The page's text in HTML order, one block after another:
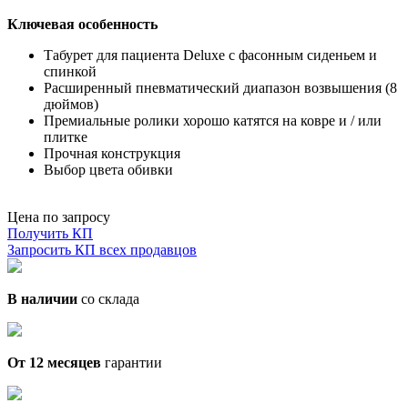
Ключевая особенность
Табурет для пациента Deluxe с фасонным сиденьем и
спинкой
Расширенный пневматический диапазон возвышения (8
дюймов)
Премиальные ролики хорошо катятся на ковре и / или
плитке
Прочная конструкция
Выбор цвета обивки
Цена по запросу
Получить КП
Запросить КП всех продавцов
В наличии со склада
От 12 месяцев гарантии